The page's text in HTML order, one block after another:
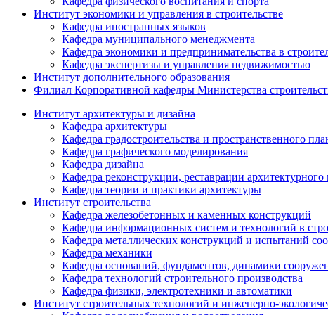
Институт экономики и управления в строительстве
Кафедра иностранных языков
Кафедра муниципального менеджмента
Кафедра экономики и предпринимательства в
Кафедра экспертизы и управления недвижимостью
Институт дополнительного образования
Филиал Корпоративной кафедры Министерства
Институт архитектуры и дизайна
Кафедра архитектуры
Кафедра градостроительства и пространственного
Кафедра графического моделирования
Кафедра дизайна
Кафедра реконструкции, реставрации
Кафедра теории и практики архитектуры
Институт строительства
Кафедра железобетонных и каменных конструкций
Кафедра информационных систем и технологий в
Кафедра металлических конструкций и испытаний
Кафедра механики
Кафедра оснований, фундаментов, динамики
Кафедра технологий строительного производства
Кафедра физики, электротехники и автоматики
Институт строительных технологий и инженерно-